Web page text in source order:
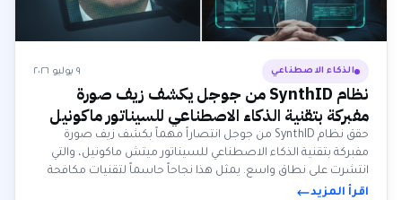
الذكاء الاصطناعي ٩ يوليو ٢٠٢٦
نظام SynthID من جوجل يكشف زيف صورة
مفبركة بتقنية الذكاء الاصطناعي للسيناتور ماكونيل
حقق نظام SynthID من جوجل انتصاراً مهماً بكشف زيف صورة
مفبركة بتقنية الذكاء الاصطناعي للسيناتور ميتش ماكونيل، والتي
انتشرت على نطاق واسع. يمثل هذا نجاحاً حاسماً لتقنيات مكافحة
التزييف العميق، ويبرهن على فعالية العلامات المائية غير المرئية في
اقرأ المزيد